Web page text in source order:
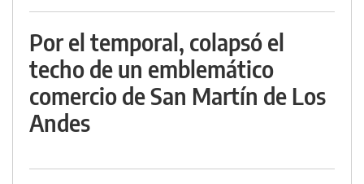
Por el temporal, colapsó el
techo de un emblemático
comercio de San Martín de Los
Andes